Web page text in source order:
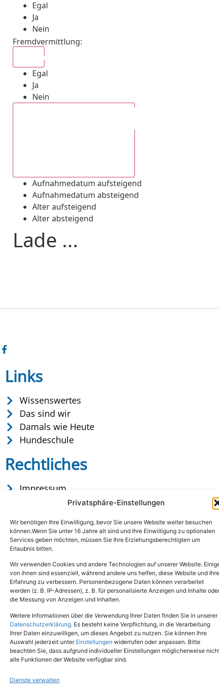
Privatsphäre-Einstellungen
Wir benötigen Ihre Einwilligung, bevor Sie unsere Website weiter besuchen
können.Wenn Sie unter 16 Jahre alt sind und Ihre Einwilligung zu optionalen
Services geben möchten, müssen Sie Ihre Erziehungsberechtigten um
Erlaubnis bitten.
Wir verwenden Cookies und andere Technologien auf unserer Website.
von ihnen sind essenziell, während andere uns helfen, diese Website und Ihre
Erfahrung zu verbessern. Personenbezogene Daten können verarbeitet
werden (z. B. IP-Adressen), z. B. für personalisierte Anzeigen und Inhalte
die Messung von Anzeigen und Inhalten.
Weitere Informationen über die Verwendung Ihrer Daten finden Sie in unserer
Datenschutzerklärung. Es besteht keine Verpflichtung, in die Verarbeitung
Ihrer Daten einzuwilligen, um dieses Angebot zu nutzen. Sie können Ihre
Auswahl jederzeit unter Einstellungen widerrufen oder anpassen. Bitte
beachten Sie, dass aufgrund individueller Einstellungen möglicherweise
alle Funktionen der Website verfügbar sind.
Dienste verwalten
Egal
Ja
Nein
Fremdvermittlung:
Egal
Ja
Nein
Aufnahmedatum aufsteigend
Aufnahmedatum absteigend
Alter aufsteigend
Alter absteigend
Lade ...
Links
Wissenswertes
Das sind wir
Damals wie Heute
Hundeschule
Rechtliches
Impressum
Datenschutz
Copyright © 2024. Alle Rechte vorbehalten.
Tel.: (02651) - 77438info@tierheim-mayen.de
In der Pluns 1, 56727 Mayen